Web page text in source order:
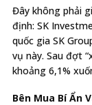
Đây không phải
định: SK
quốc gia SK
vụ này. Sau đợt
khoảng 6,1%
Bên Mua Bí Ẩn